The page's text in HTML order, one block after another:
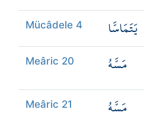
Mücâdele 4 يَتَمَاسَّا
Meâric 20 مَسَّهُ
Meâric 21 مَسَّهُ